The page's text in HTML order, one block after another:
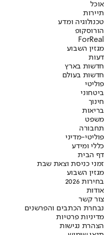
אוכל
תיירות
טכנולוגיה ומדע
הורוסקופ
ForReal
מגזין השבוע
דעות
חדשות בארץ
חדשות בעולם
פוליטי
ביטחוני
חינוך
בריאות
משפט
תחבורה
פוליטי-מדיני
כללי ומידע
דף הבית
זמני כניסת וצאת שבת
מגזין השבוע
בחירות 2026
אודות
צור קשר
נבחרת הכתבים והפרשנים
מדיניות פרטיות
הצהרת נגישות